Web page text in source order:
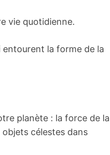
vie quotidienne.
la forme de la
planète : la force de la
célestes dans